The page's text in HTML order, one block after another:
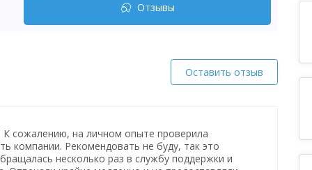
Отзывы
Оставить отзыв
К сожалению, на личном опыте проверила
компании. Рекомендовать не буду, так это
несколько раз в службу поддержки и